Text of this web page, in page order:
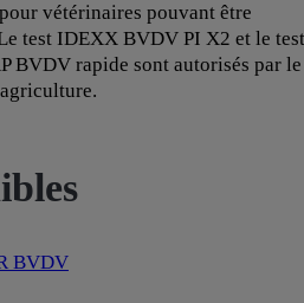
vétérinaires pouvant être
test IDEXX BVDV PI X2 et le test
BVDV rapide sont autorisés par le
BVDV